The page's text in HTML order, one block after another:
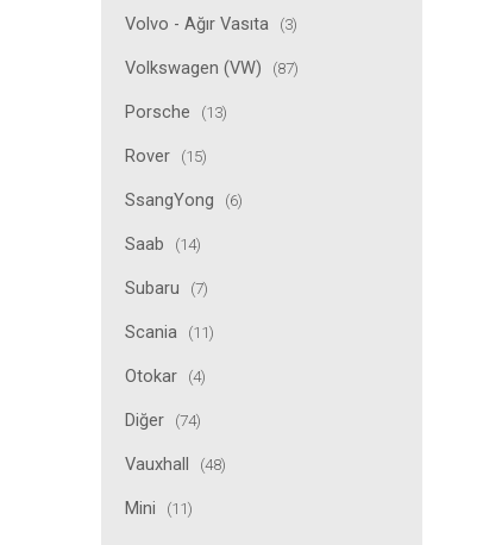
Volvo - Ağır Vasıta (3)
Volkswagen (VW) (87)
Porsche (13)
Rover (15)
SsangYong (6)
Saab (14)
Subaru (7)
Scania (11)
Otokar (4)
Diğer (74)
Vauxhall (48)
Mini (11)